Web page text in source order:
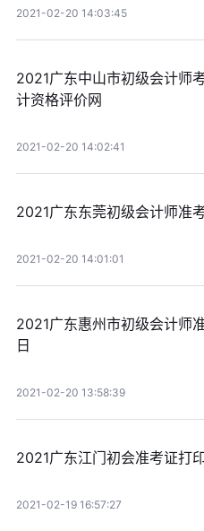
2021-02-20 14:03:45
2021广东中山市初级会计师
计资格评价网
2021-02-20 14:02:41
2021广东东莞初级会计师准
2021-02-20 14:01:01
2021广东惠州市初级会计师
日
2021-02-20 13:58:39
2021广东江门初会准考证打
2021-02-19 16:57:27